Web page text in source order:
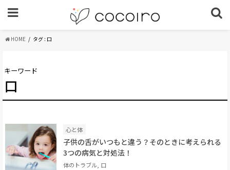
HOME タグ : 口
キーワード
口
心と体
子供の舌がいつもと違う？そのときに考えられる
3つの病気と対処法！
体のトラブル, 口